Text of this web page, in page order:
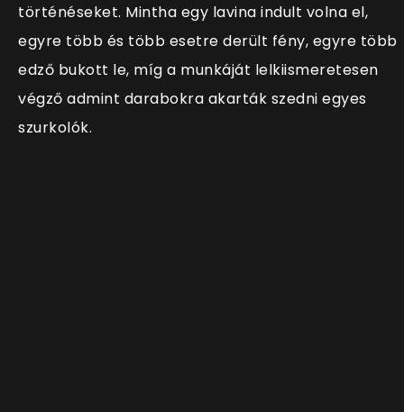
történéseket. Mintha egy lavina indult volna el,
egyre több és több esetre derült fény, egyre több
edző bukott le, míg a munkáját lelkiismeretesen
végző admint darabokra akarták szedni egyes
szurkolók.